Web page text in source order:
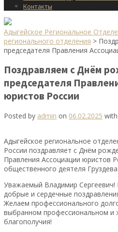
Контакты
Адыгейское Региональное
регионального отделения >
председателя Правления
Поздравляем с Днём
председателя
юристов России
Posted by admin on 06.02.2025 with
Адыгейское региональное
России поздравляет с Днём
Правления Ассоциации юристов
общественного деятеля
Уважаемый Владимир Сергеевич!
добрые и сердечные
Желаем профессионального
выбранном профессиональном и
благополучия!